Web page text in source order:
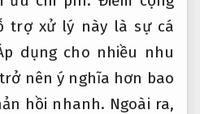
trợ xử lý này là sự cá
dụng cho nhiều nhu
nên ý nghĩa hơn bao
hồi nhanh. Ngoài ra,